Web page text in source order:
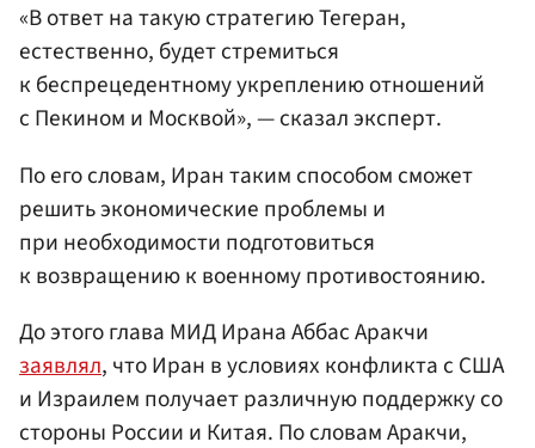
«В ответ на такую стратегию Тегеран,
естественно, будет стремиться
к беспрецедентному укреплению отношений
с Пекином и Москвой», — сказал эксперт.
По его словам, Иран таким способом сможет
решить экономические проблемы и
при необходимости подготовиться
к возвращению к военному противостоянию.
До этого глава МИД Ирана Аббас Аракчи
заявлял, что Иран в условиях конфликта с США
и Израилем получает различную поддержку со
стороны России и Китая. По словам Аракчи,